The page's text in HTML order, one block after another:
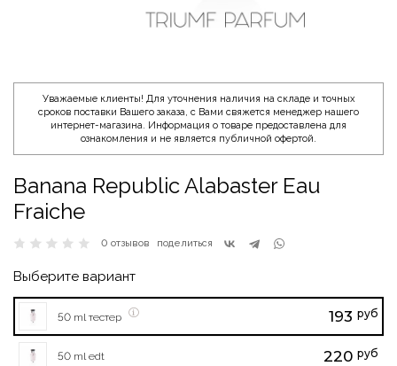
Уважаемые клиенты! Для уточнения наличия на складе и точных
сроков поставки Вашего заказа, с Вами свяжется менеджер нашего
интернет-магазина. Информация о товаре предоставлена для
ознакомления и не является публичной офертой.
Banana Republic Alabaster Eau
Fraiche
0 отзывов поделиться
Выберите вариант
50 ml тестер 193 руб
50 ml edt 220 руб